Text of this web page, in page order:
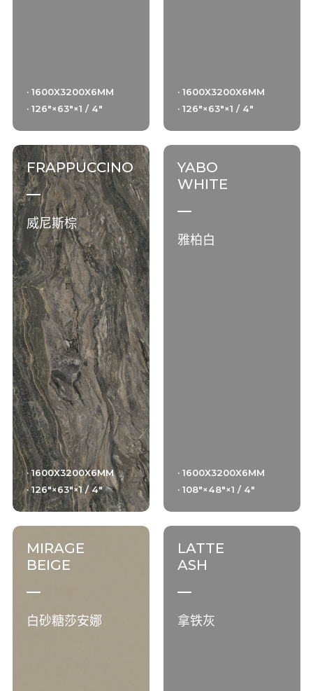
· 1600X3200X6MM
· 126"×63"×1 / 4"
· 1600X3200X6MM
· 126"×63"×1 / 4"
FRAPPUCCINO
威尼斯棕
· 1600X3200X6MM
· 126"×63"×1 / 4"
YABO
WHITE
雅柏白
· 1600X3200X6MM
· 108"×48"×1 / 4"
MIRAGE
BEIGE
白砂糖莎安娜
LATTE
ASH
拿铁灰